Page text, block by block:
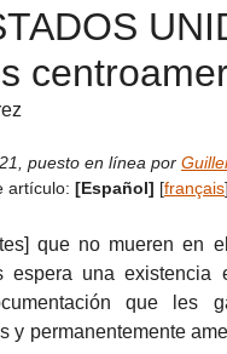
puesto en línea por
artículo: [Español] [français]
que no mueren en
espera una existencia
que les
y permanentemente